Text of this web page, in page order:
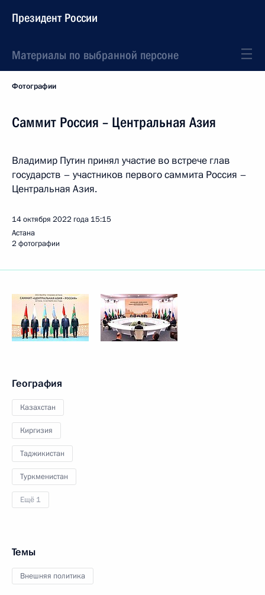
Президент России
Материалы по выбранной персоне
Фотографии
Саммит Россия – Центральная Азия
Владимир Путин принял участие во встрече глав
государств – участников первого саммита Россия –
Центральная Азия.
14 октября 2022 года 15:15
Астана
2 фотографии
География
Казахстан
Киргизия
Таджикистан
Туркменистан
Ещё 1
Темы
Внешняя политика